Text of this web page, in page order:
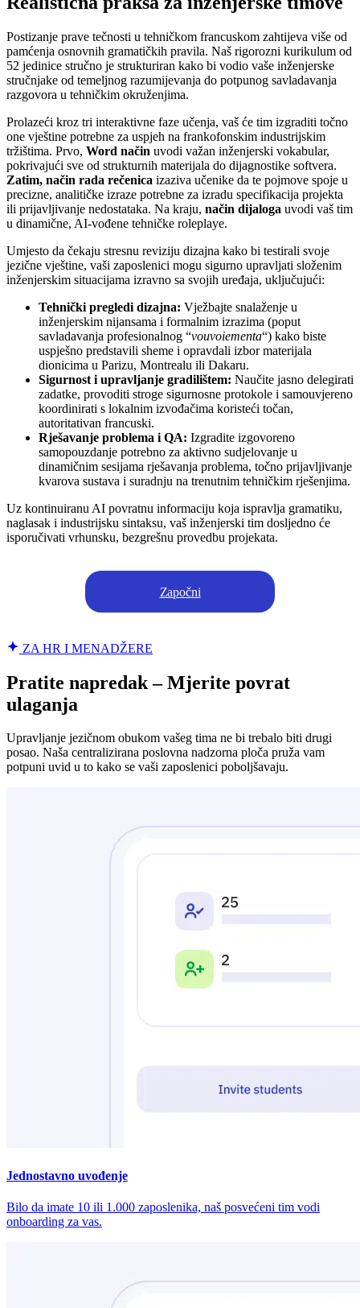
Postizanje prave tečnosti u tehničkom francuskom zahtijeva više od
pamćenja osnovnih gramatičkih pravila. Naš rigorozni kurikulum od
52 jedinice stručno je strukturiran kako bi vodio vaše inženjerske
stručnjake od temeljnog razumijevanja do potpunog savladavanja
razgovora u tehničkim okruženjima.
Prolazeći kroz tri interaktivne faze učenja, vaš će tim izgraditi točno
one vještine potrebne za uspjeh na frankofonskim industrijskim
tržištima. Prvo, Word način uvodi važan inženjerski vokabular,
pokrivajući sve od strukturnih materijala do dijagnostike softvera.
Zatim, način rada rečenica izaziva učenike da te pojmove spoje u
precizne, analitičke izraze potrebne za izradu specifikacija projekta
ili prijavljivanje nedostataka. Na kraju, način dijaloga uvodi vaš tim
u dinamične, AI-vođene tehničke roleplaye.
Umjesto da čekaju stresnu reviziju dizajna kako bi testirali svoje
jezične vještine, vaši zaposlenici mogu sigurno upravljati složenim
inženjerskim situacijama izravno sa svojih uređaja, uključujući:
Tehnički pregledi dizajna: Vježbajte snalaženje u
inženjerskim nijansama i formalnim izrazima (poput
savladavanja profesionalnog “vouvoiementa“) kako biste
uspješno predstavili sheme i opravdali izbor materijala
dionicima u Parizu, Montrealu ili Dakaru.
Sigurnost i upravljanje gradilištem: Naučite jasno delegirati
zadatke, provoditi stroge sigurnosne protokole i samouvjereno
koordinirati s lokalnim izvođačima koristeći točan,
autoritativan francuski.
Rješavanje problema i QA: Izgradite izgovoreno
samopouzdanje potrebno za aktivno sudjelovanje u
dinamičnim sesijama rješavanja problema, točno prijavljivanje
kvarova sustava i suradnju na trenutnim tehničkim rješenjima.
Uz kontinuiranu AI povratnu informaciju koja ispravlja gramatiku,
naglasak i industrijsku sintaksu, vaš inženjerski tim dosljedno će
isporučivati vrhunsku, bezgrešnu provedbu projekata.
Započni
ZA HR I MENADŽERE
Pratite napredak – Mjerite povrat
ulaganja
Upravljanje jezičnom obukom vašeg tima ne bi trebalo biti drugi
posao. Naša centralizirana poslovna nadzorna ploča pruža vam
potpuni uvid u to kako se vaši zaposlenici poboljšavaju.
Jednostavno uvođenje
Bilo da imate 10 ili 1.000 zaposlenika, naš posvećeni tim vodi
onboarding za vas.